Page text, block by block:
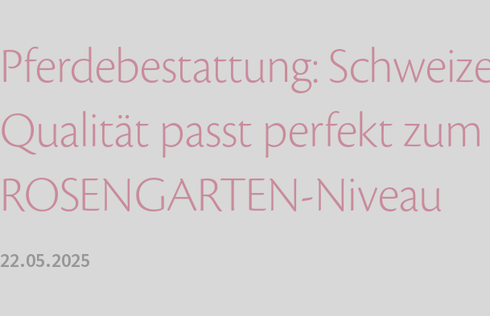
Pferdebestattung:
Qualität passt perfekt zum
ROSENGARTEN-Niveau
22.05.2025